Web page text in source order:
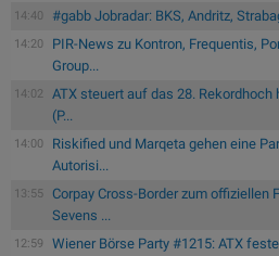
14:40 #gabb Jobradar: BKS, Andritz,
14:20
PIR-News zu Kontron, Frequentis,
Group...
14:02
ATX steuert auf das 28. Rekordhoch
(P...
14:00
Riskified und Marqeta gehen eine
Autorisi...
13:55
Corpay Cross-Border zum offiziellen
Sevens ...
12:59
Wiener Börse Party #1215: ATX